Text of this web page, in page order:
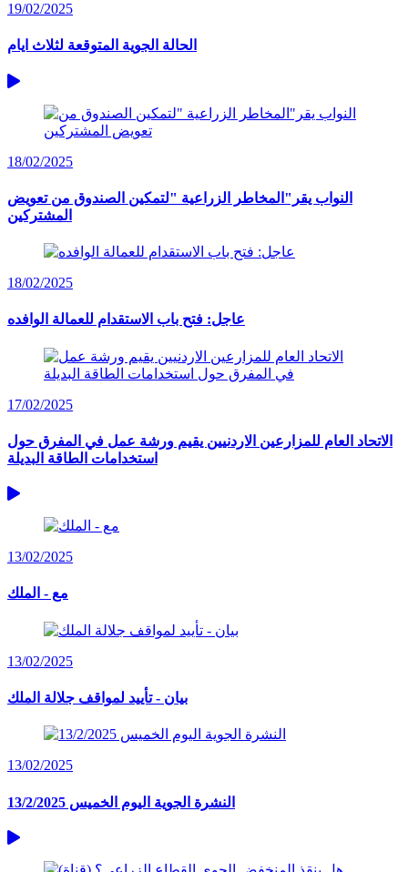
19/02/2025
الحالة الجوية المتوقعة لثلاث ايام
18/02/2025
النواب يقر"المخاطر الزراعية "لتمكين الصندوق من تعويض
المشتركين
18/02/2025
عاجل: فتح باب الاستقدام للعمالة الوافده
17/02/2025
الاتحاد العام للمزارعين الاردنيين يقيم ورشة عمل في المفرق حول
استخدامات الطاقة البديلة
13/02/2025
مع - الملك
13/02/2025
بيان - تأييد لمواقف جلالة الملك
13/02/2025
النشرة الجوية اليوم الخميس 13/2/2025